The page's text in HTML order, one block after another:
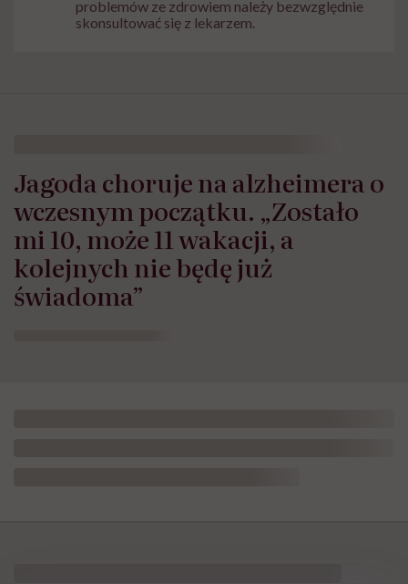
problemów ze zdrowiem należy bezwzględnie
skonsultować się z lekarzem.
Jagoda choruje na alzheimera o
wczesnym początku. „Zostało
mi 10, może 11 wakacji, a
kolejnych nie będę już
świadoma”